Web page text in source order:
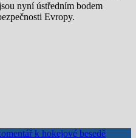
nyní ústředním bodem
Evropy.